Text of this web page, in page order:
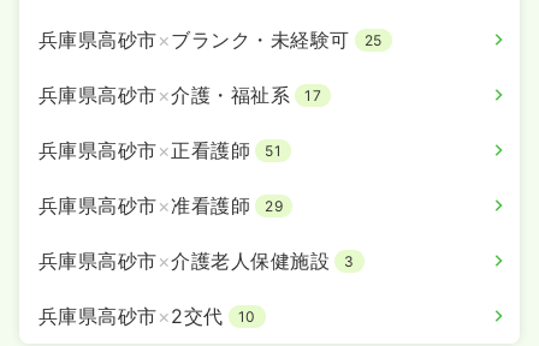
兵庫県高砂市×ブランク・未経験可 25
兵庫県高砂市×介護・福祉系 17
兵庫県高砂市×正看護師 51
兵庫県高砂市×准看護師 29
兵庫県高砂市×介護老人保健施設 3
兵庫県高砂市×2交代 10